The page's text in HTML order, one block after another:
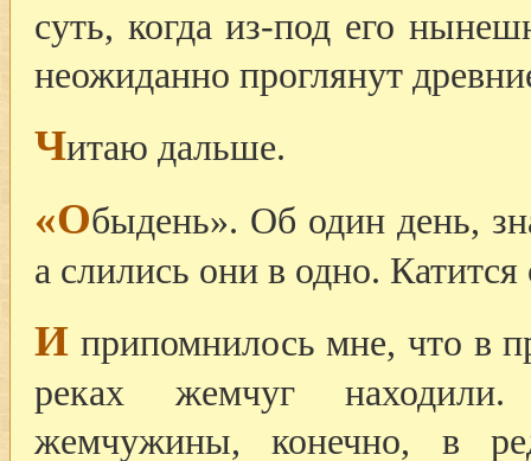
суть, когда из-под его
неожиданно проглянут
Читаю дальше.
«Обыдень». Об один день,
а слились они в одно.
И припомнилось мне, что в
реках жемчуг
жемчужины, конечно, в